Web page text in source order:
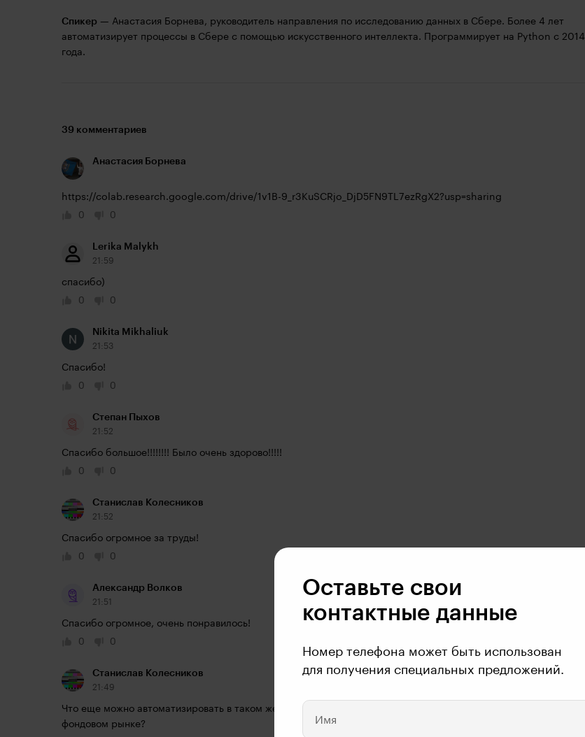
Спикер — Анастасия Борнева, руководитель направления по исследованию данных в Сбере. Более 4 лет
автоматизирует процессы в Сбере с помощью искусственного интеллекта. Программирует на Python с 2014
года.
39 комментариев
Анастасия Борнева
https://colab.research.google.com/drive/1v1B-9_r3KuSCRjo_DjD5FN9TL7ezRgX2?usp=sharing
0
0
Lerika Malykh
21:59
спасибо)
0
0
Nikita Mikhaliuk
21:53
Спасибо!
0
0
Степан Пыхов
21:52
Спасибо большое!!!!!!!! Было очень здорово!!!!!
0
0
Станислав Колесников
21:52
Спасибо огромное за труды!
0
0
Александр Волков
21:51
Спасибо огромное, очень понравилось!
0
0
Станислав Колесников
21:49
Что еще можно автоматизировать в таком же духе? например какие-то выборочные новости или события на
фондовом рынке?
Оставьте свои
контактные данные
Номер телефона может быть использован
для получения специальных предложений.
Имя